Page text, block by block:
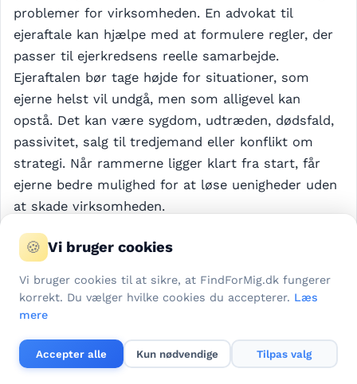
problemer for virksomheden. En advokat til
ejeraftale kan hjælpe med at formulere regler, der
passer til ejerkredsens reelle samarbejde.
Ejeraftalen bør tage højde for situationer, som
ejerne helst vil undgå, men som alligevel kan
opstå. Det kan være sygdom, udtræden, dødsfald,
passivitet, salg til tredjemand eller konflikt om
strategi. Når rammerne ligger klart fra start, får
ejerne bedre mulighed for at løse uenigheder uden
at skade virksomheden.
Selskabsret ved investering og vækst
Når en virksomhed får nye investorer, ændrer
ejerkredsen sig. Det kræver ofte ændringer i
beslutningsregler. En advokat kan hjælpe med at
afklare, hvilke rettigheder investoren skal have,
Gratis tilbud 3af 3 Send
🍪 Vi bruger cookies
Vi bruger cookies til at sikre, at FindForMig.dk fungerer
korrekt. Du vælger hvilke cookies du accepterer. Læs
mere
Accepter alle Kun nødvendige Tilpas valg